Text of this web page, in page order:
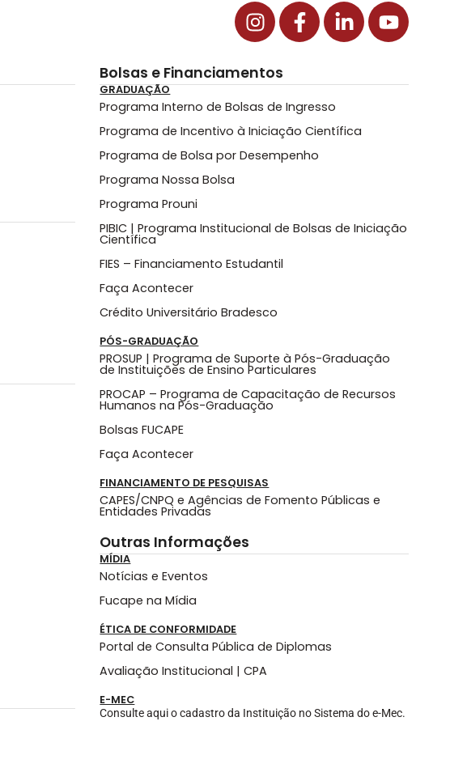
Bolsas e Financiamentos
GRADUAÇÃO
Programa Interno de Bolsas de Ingresso
Programa de Incentivo à Iniciação Científica
Programa de Bolsa por Desempenho
Programa Nossa Bolsa
Programa Prouni
PIBIC | Programa Institucional de Bolsas de Iniciação
Científica
FIES – Financiamento Estudantil
Faça Acontecer
Crédito Universitário Bradesco
PÓS-GRADUAÇÃO
PROSUP | Programa de Suporte à Pós-Graduação
de Instituições de Ensino Particulares
PROCAP – Programa de Capacitação de Recursos
Humanos na Pós-Graduação
Bolsas FUCAPE
Faça Acontecer
FINANCIAMENTO DE PESQUISAS
CAPES/CNPQ e Agências de Fomento Públicas e
Entidades Privadas
Outras Informações
MÍDIA
Notícias e Eventos
Fucape na Mídia
ÉTICA DE CONFORMIDADE
Portal de Consulta Pública de Diplomas
Avaliação Institucional | CPA
E-MEC
Consulte aqui o cadastro da Instituição no Sistema do e-Mec.